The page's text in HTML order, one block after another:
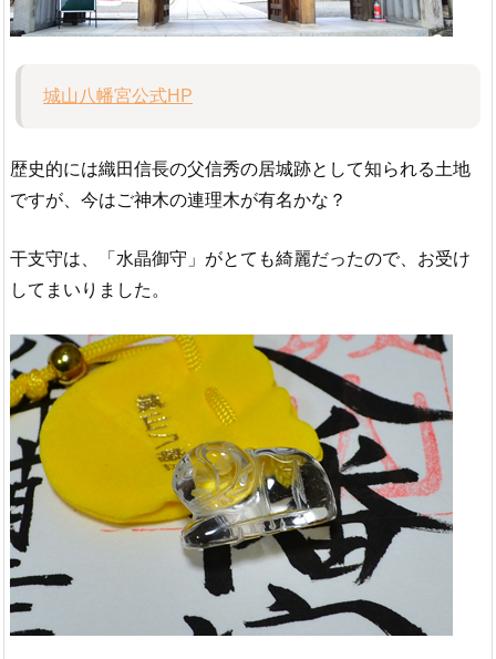
城山八幡宮公式HP
歴史的には織田信長の父信秀の居城跡として知られる土地
ですが、今はご神木の連理木が有名かな？
干支守は、「水晶御守」がとても綺麗だったので、お受け
してまいりました。